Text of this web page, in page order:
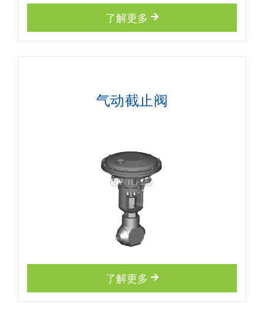
了解更多
气动截止阀
了解更多